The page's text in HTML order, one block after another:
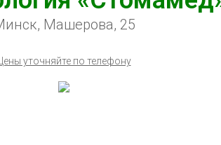
Машерова, 25
Цены уточняйте по телефону